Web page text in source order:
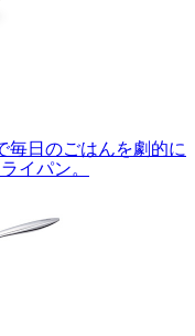
毎日のごはんを劇的に
イパン。